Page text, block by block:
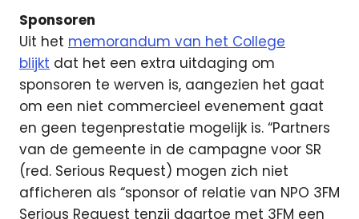
Sponsoren
Uit het memorandum van het College
blijkt dat het een extra uitdaging om
sponsoren te werven is, aangezien het gaat
om een niet commercieel evenement gaat
en geen tegenprestatie mogelijk is. “Partners
van de gemeente in de campagne voor SR
(red. Serious Request) mogen zich niet
afficheren als “sponsor of relatie van NPO 3FM
Serious Request tenzij daartoe met 3FM een